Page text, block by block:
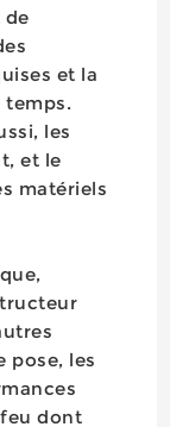
de
et la
temps.
les
et le
matériels
pose, les
dont